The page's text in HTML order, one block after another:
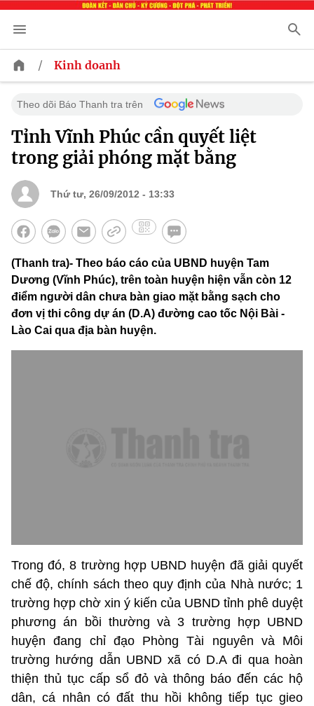
/ Kinh doanh
Theo dõi Báo Thanh tra trên
Tỉnh Vĩnh Phúc cần quyết liệt
trong giải phóng mặt bằng
Thứ tư, 26/09/2012 - 13:33
(Thanh tra)- Theo báo cáo của UBND huyện Tam
Dương (Vĩnh Phúc), trên toàn huyện hiện vẫn còn 12
điểm người dân chưa bàn giao mặt bằng sạch cho
đơn vị thi công dự án (D.A) đường cao tốc Nội Bài -
Lào Cai qua địa bàn huyện.
Trong đó, 8 trường hợp UBND huyện đã giải quyết
chế độ, chính sách theo quy định của Nhà nước; 1
trường hợp chờ xin ý kiến của UBND tỉnh phê duyệt
phương án bồi thường và 3 trường hợp UBND
huyện đang chỉ đạo Phòng Tài nguyên và Môi
trường hướng dẫn UBND xã có D.A đi qua hoàn
thiện thủ tục cấp sổ đỏ và thông báo đến các hộ
dân, cá nhân có đất thu hồi không tiếp tục gieo